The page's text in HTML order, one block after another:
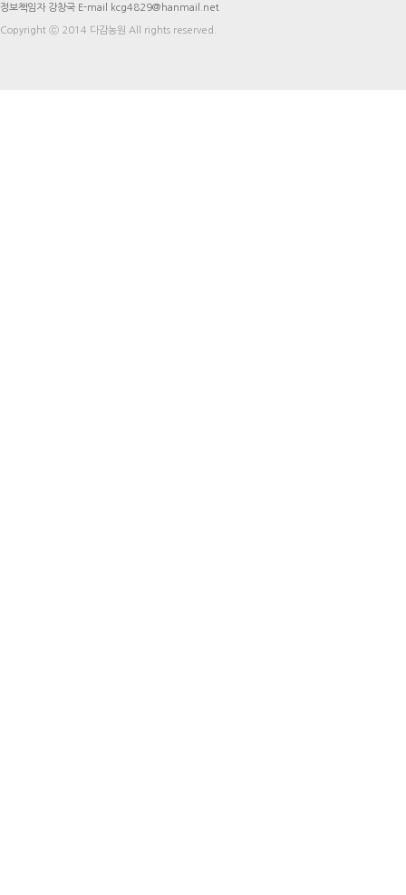
정보책임자 강창국 E-mail kcg4829@hanmail.net
Copyright ⓒ 2014 다감농원 All rights reserved.